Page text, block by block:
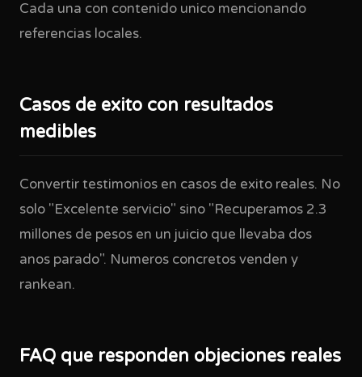
Cada una con contenido unico mencionando
referencias locales.
Casos de exito con resultados
medibles
Convertir testimonios en casos de exito reales. No
solo "Excelente servicio" sino "Recuperamos 2.3
millones de pesos en un juicio que llevaba dos
anos parado". Numeros concretos venden y
rankean.
FAQ que responden objeciones reales